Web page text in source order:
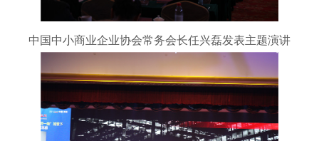
中国中小商业企业协会常务会长任兴磊发表主题演讲